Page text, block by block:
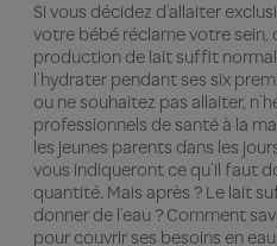
Si vous décidez d’allaiter
votre bébé réclame votre sein,
production de lait suffit
l’hydrater pendant ses six
ou ne souhaitez pas allaiter,
professionnels de santé à la
les jeunes parents dans les
vous indiqueront ce qu’il faut
quantité. Mais après ? Le lait
donner de l’eau ? Comment
pour couvrir ses besoins en